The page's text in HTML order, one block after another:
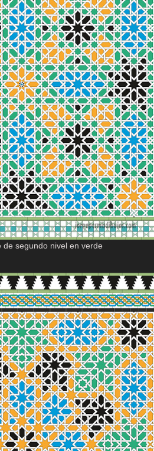
de segundo nivel en verde